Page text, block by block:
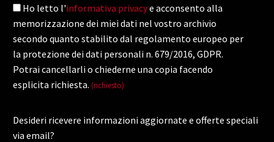
Ho letto l'informativa privacye acconsento alla
memorizzazione dei miei dati nel vostro archivio
secondo quanto stabilito dal regolamento europeo per
la protezione dei dati personali n. 679/2016, GDPR.
Potrai cancellarli o chiederne una copia facendo
esplicita richiesta. (richiesto)
Desideri ricevere informazioni aggiornate e offerte speciali
via email?